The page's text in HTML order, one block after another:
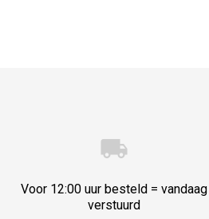
Voor 12:00 uur besteld = vandaag
verstuurd